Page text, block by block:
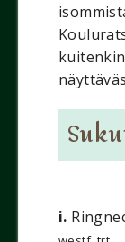
i.